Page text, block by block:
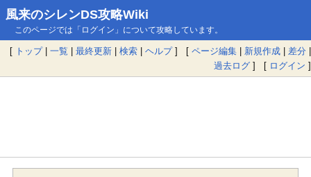
風来のシレンDS攻略Wiki
このページでは「ログイン」について攻略しています。
[ トップ| 一覧 | 最終更新 | 検索 | ヘルプ] [ ページ編集 | 新規作成 | 差分 |
過去ログ ] [ ログイン ]